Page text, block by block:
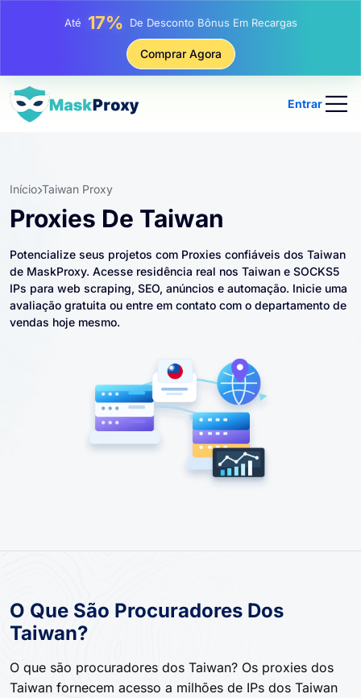
Até25%Desconto Em Compras Estáticas De IP
Desconto Em Compras Rotativas De IP
Comprar Agora
Entrar
Início Taiwan Proxy
Proxies De Taiwan
Potencialize seus projetos com Proxies confiáveis ​​dos Taiwan
de MaskProxy. Acesse residência real nos Taiwan e SOCKS5
IPs para web scraping, SEO, anúncios e automação. Inicie uma
avaliação gratuita ou entre em contato com o departamento de
vendas hoje mesmo.
O Que São Procuradores Dos
Taiwan?
O que são procuradores dos Taiwan? Os proxies dos
Taiwan fornecem acesso a milhões de IPs dos Taiwan